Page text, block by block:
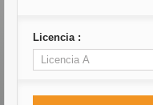
Licencia :